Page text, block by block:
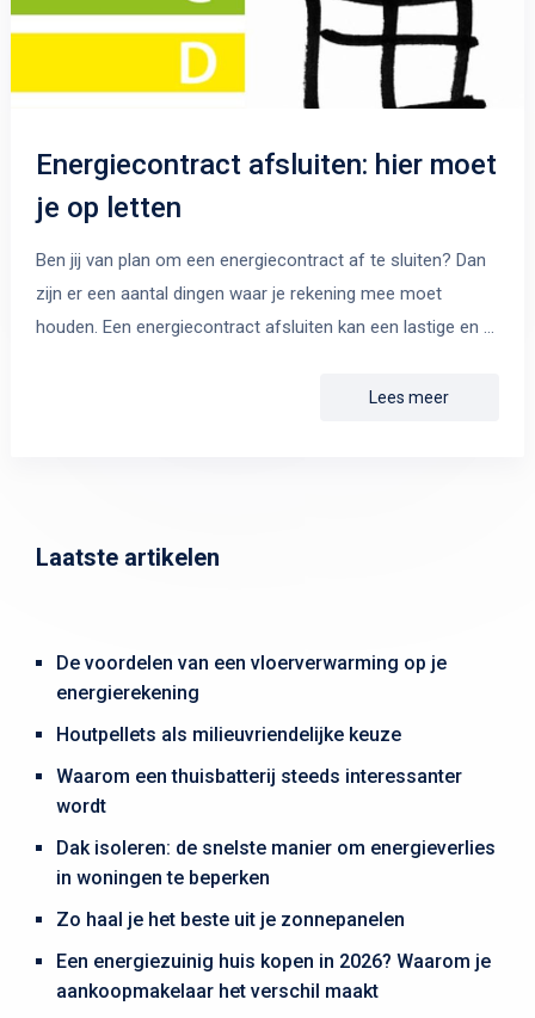
Energiecontract afsluiten: hier moet
je op letten
Ben jij van plan om een energiecontract af te sluiten? Dan
zijn er een aantal dingen waar je rekening mee moet
houden. Een energiecontract afsluiten kan een lastige en …
Lees meer
Laatste artikelen
De voordelen van een vloerverwarming op je
energierekening
Houtpellets als milieuvriendelijke keuze
Waarom een thuisbatterij steeds interessanter
wordt
Dak isoleren: de snelste manier om energieverlies
in woningen te beperken
Zo haal je het beste uit je zonnepanelen
Een energiezuinig huis kopen in 2026? Waarom je
aankoopmakelaar het verschil maakt